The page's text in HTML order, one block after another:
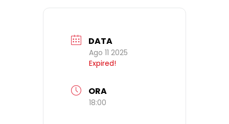
DATA
Ago 11 2025
Expired!
ORA
18:00